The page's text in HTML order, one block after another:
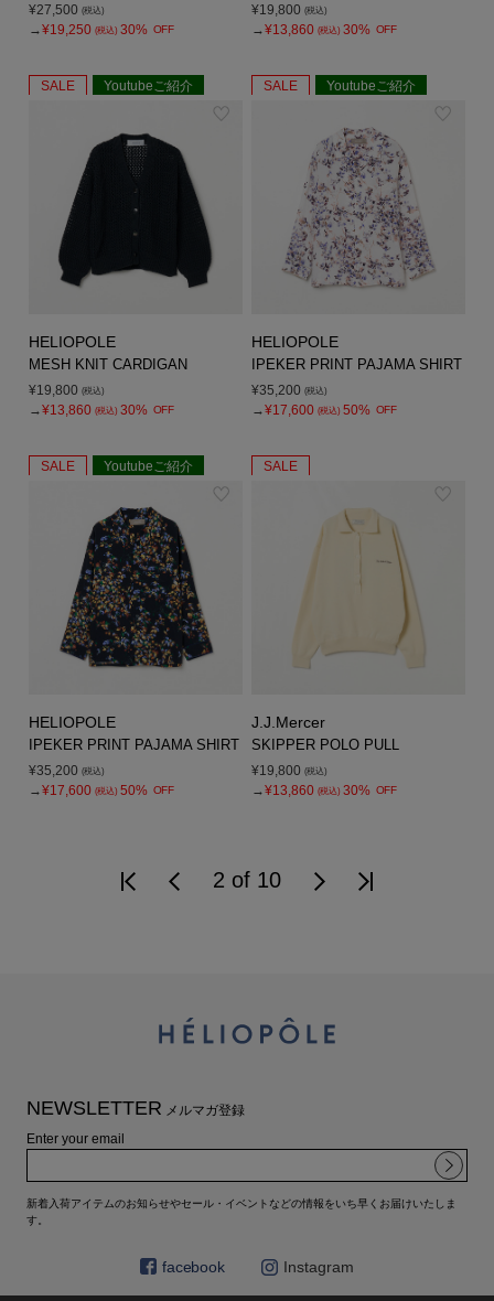
¥27,500 (税込)
→¥19,250 (税込) 30% OFF
¥19,800 (税込)
→¥13,860 (税込) 30% OFF
SALE Youtubeご紹介
HELIOPOLE
MESH KNIT CARDIGAN
¥19,800 (税込)
→¥13,860 (税込) 30% OFF
SALE Youtubeご紹介
HELIOPOLE
IPEKER PRINT PAJAMA SHIRT
¥35,200 (税込)
→¥17,600 (税込) 50% OFF
SALE Youtubeご紹介
HELIOPOLE
IPEKER PRINT PAJAMA SHIRT
¥35,200 (税込)
→¥17,600 (税込) 50% OFF
SALE
J.J.Mercer
SKIPPER POLO PULL
¥19,800 (税込)
→¥13,860 (税込) 30% OFF
2 of 10
NEWSLETTER メルマガ登録
Enter your email
新着入荷アイテムのお知らせやセール・イベントなどの情報をいち早くお届けいたしま
す。
facebook Instagram